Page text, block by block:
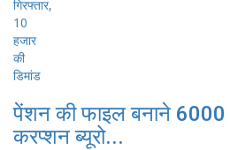
पेंशन की फाइल बनाने 6000
करप्शन ब्यूरो...